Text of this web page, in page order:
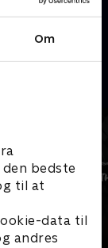
Om
bedste
til at
data til
andres